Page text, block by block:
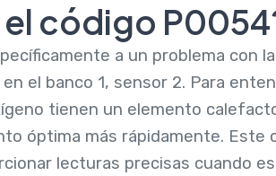
código
a un problema con
el banco 1, sensor 2. Para
tienen un elemento
óptima más rápidamente. Este
lecturas precisas cuando